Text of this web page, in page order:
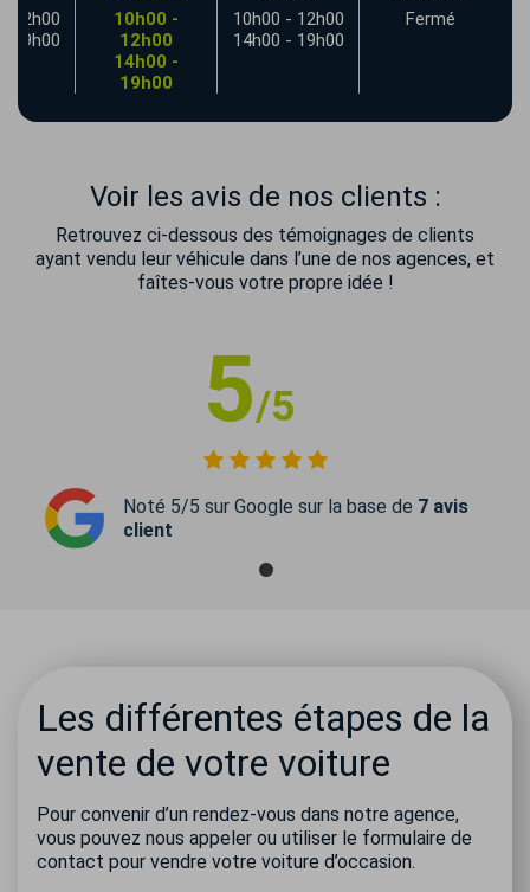
12h00
19h00
10h00 -
12h00
14h00 -
19h00
10h00 - 12h00
14h00 - 19h00
Fermé
Voir les avis de nos clients :
Retrouvez ci-dessous des témoignages de clients
ayant vendu leur véhicule dans l’une de nos agences, et
faîtes-vous votre propre idée !
5/5
Noté 5/5 sur Google sur la base de 7 avis
client
Les différentes étapes de la
vente de votre voiture
Pour convenir d’un rendez-vous dans notre agence,
vous pouvez nous appeler ou utiliser le formulaire de
contact pour vendre votre voiture d’occasion.